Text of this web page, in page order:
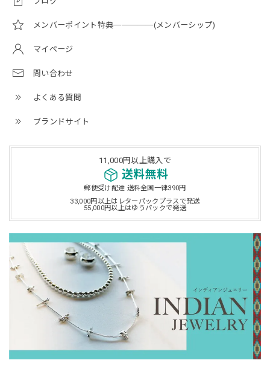
メンバーポイント特典─────(メンバーシップ)
マイページ
問い合わせ
よくある質問
ブランドサイト
11,000円以上購入で
送料無料
郵便受け配達 送料全国一律390円
33,000円以上はレターパックプラスで発送
55,000円以上はゆうパックで発送